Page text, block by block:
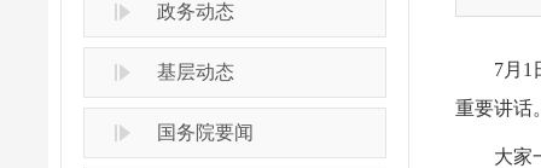
政务动态
基层动态
国务院要闻
7月1
重要讲话
大家